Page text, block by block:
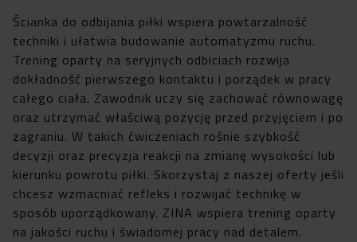
Ścianka do odbijania piłki wspiera powtarzalność
techniki i ułatwia budowanie automatyzmu ruchu.
Trening oparty na seryjnych odbiciach rozwija
dokładność pierwszego kontaktu i porządek w pracy
całego ciała. Zawodnik uczy się zachować równowagę
oraz utrzymać właściwą pozycję przed przyjęciem i po
zagraniu. W takich ćwiczeniach rośnie szybkość
decyzji oraz precyzja reakcji na zmianę wysokości lub
kierunku powrotu piłki. Skorzystaj z naszej oferty jeśli
chcesz wzmacniać refleks i rozwijać technikę w
sposób uporządkowany. ZINA wspiera trening oparty
na jakości ruchu i świadomej pracy nad detalem.